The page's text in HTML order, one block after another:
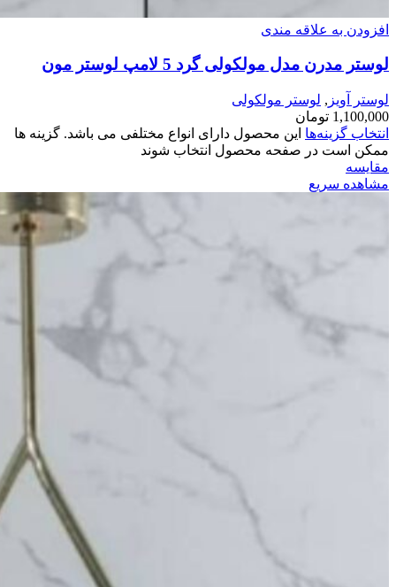
افزودن به علاقه مندی
لوستر مدرن مدل مولکولی گرد 5 لامپ لوستر مون
لوستر آویز , لوستر مولکولی
1,100,000 تومان
انتخاب گزینه‌ها این محصول دارای انواع مختلفی می باشد. گزینه ها
ممکن است در صفحه محصول انتخاب شوند
مقایسه
مشاهده سریع